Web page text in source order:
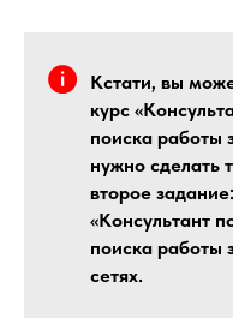
Кстати, вы
курс
поиска работы
нужно сделать
второе
«Консультант
поиска работы
сетях.